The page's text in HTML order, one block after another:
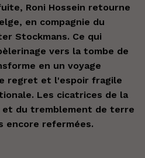
Roni Hossein retourne
en compagnie du
Stockmans. Ce qui
vers la tombe de
en un voyage
regret et l'espoir fragile
Les cicatrices de la
du tremblement de terre
encore refermées.